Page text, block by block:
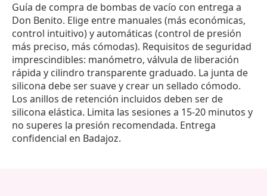
Guía de compra de bombas de vacío con entrega a
Don Benito. Elige entre manuales (más económicas,
control intuitivo) y automáticas (control de presión
más preciso, más cómodas). Requisitos de seguridad
imprescindibles: manómetro, válvula de liberación
rápida y cilindro transparente graduado. La junta de
silicona debe ser suave y crear un sellado cómodo.
Los anillos de retención incluidos deben ser de
silicona elástica. Limita las sesiones a 15-20 minutos y
no superes la presión recomendada. Entrega
confidencial en Badajoz.